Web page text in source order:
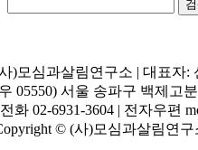
)모심과살림연구소 | 대표자:
05550) 서울 송파구 백제고
화 02-6931-3604 | 전자우편
© (사)모심과살림연구